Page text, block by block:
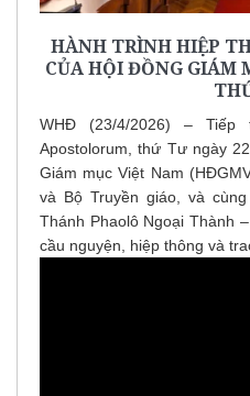
HÀNH TRÌNH HIỆP
CỦA HỘI ĐỒNG GIÁM
WHĐ (23/4/2026) – Tiếp
Apostolorum, thứ Tư ngày
Giám mục Việt Nam
và Bộ Truyền giáo, và
Thánh Phaolô Ngoại Thành
cầu nguyện, hiệp thông và